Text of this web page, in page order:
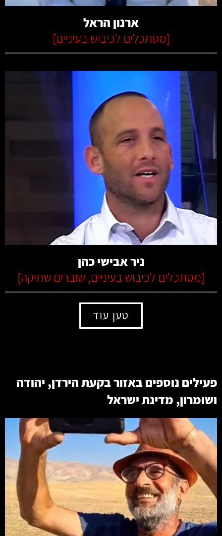
ארנון הראל
[מסתכלים לכיבוש בעיניים]
קרא עוד
ניר אבישי כהן
[מסתכלים לכיבוש בעיניים, שוברים שתיקה]
טען עוד
פעילים נוספים באזורבקעת הירדן, יהודה
ושומרון, מדינת ישראל